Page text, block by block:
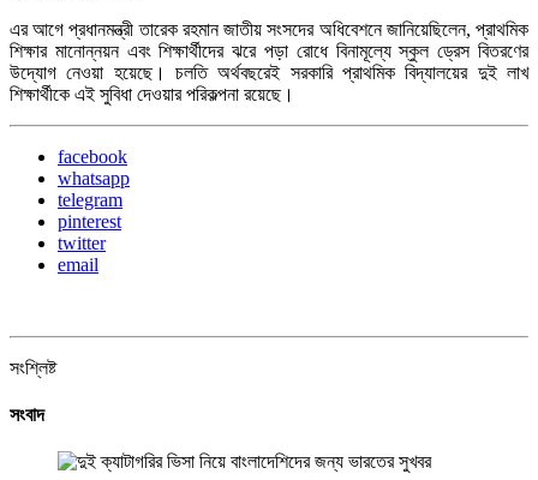
এর আগে প্রধানমন্ত্রী তারেক রহমান জাতীয় সংসদের অধিবেশনে জানিয়েছিলেন, প্রাথমিক
শিক্ষার মানোন্নয়ন এবং শিক্ষার্থীদের ঝরে পড়া রোধে বিনামূল্যে স্কুল ড্রেস বিতরণের
উদ্যোগ নেওয়া হয়েছে। চলতি অর্থবছরেই সরকারি প্রাথমিক বিদ্যালয়ের দুই লাখ
শিক্ষার্থীকে এই সুবিধা দেওয়ার পরিকল্পনা রয়েছে।
facebook
whatsapp
telegram
pinterest
twitter
email
সংশ্লিষ্ট
সংবাদ